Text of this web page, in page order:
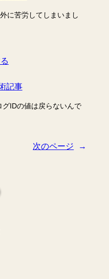
に苦労してしまいまし
記事
IDの値は戻らないんで
次のページ →